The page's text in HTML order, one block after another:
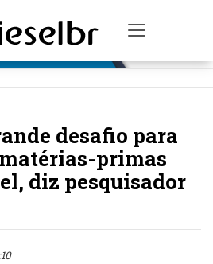
Toggle
desafio para
primas
diz pesquisador